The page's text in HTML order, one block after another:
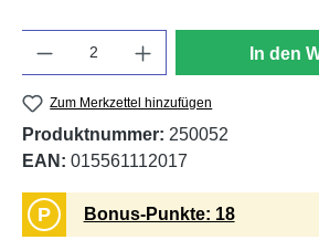
In den
Zum Merkzettel hinzufügen
Produktnummer: 250052
EAN: 015561112017
P Bonus-Punkte: 18